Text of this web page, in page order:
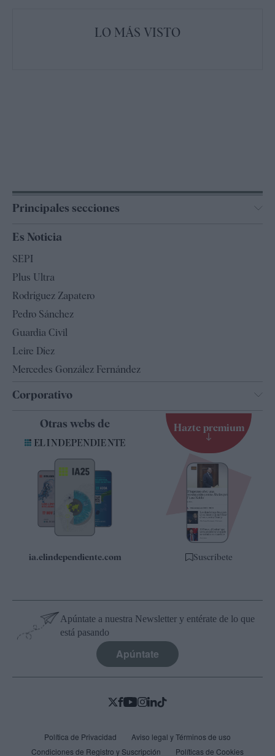
LO MÁS VISTO
Principales secciones
España
Televisión
Es Noticia
SEPI
Plus Ultra
Rodríguez Zapatero
Pedro Sánchez
Guardia Civil
Leire Díez
Mercedes González Fernández
Corporativo
Contacto
Quiénes somos
Especificaciones
Otras webs de
ia.elindependiente.com
Hazte premium
Suscríbete
Apúntate a nuestra Newsletter y entérate de lo que
está pasando
Apúntate
Política de Privacidad
Aviso legal y Términos de uso
Condiciones de Registro y Suscripción
Políticas de Cookies